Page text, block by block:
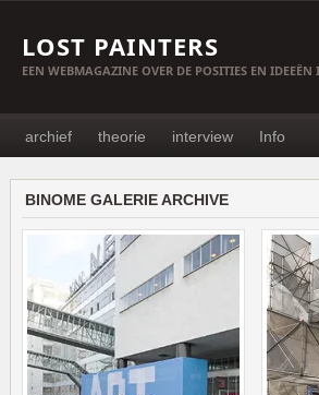
LOST PAINTERS
EEN WEBMAGAZINE OVER DE POSITIES EN
archief theorie interview Info
BINOME GALERIE ARCHIVE